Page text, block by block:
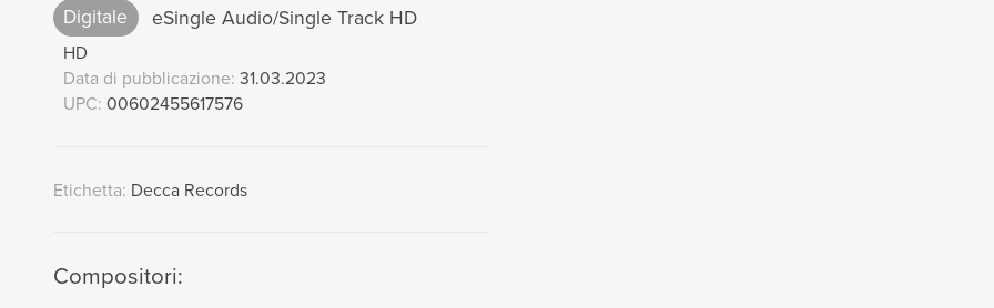
Digitale eSingle Audio/Single Track HD
HD
Data di pubblicazione: 31.03.2023
UPC: 00602455617576
Etichetta: Decca Records
Compositori: